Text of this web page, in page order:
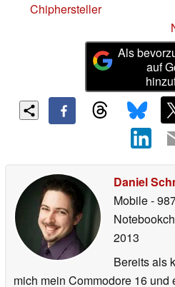
Chiphersteller
Als
auf
Daniel
Mobile-
2013
Bereits als
mich mein Commodore 16 und